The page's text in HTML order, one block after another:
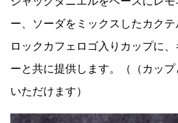
ー、ソーダをミックスしたカク
ロックカフェロゴ入りカップに
ーと共に提供します。（（カッ
いただけます）